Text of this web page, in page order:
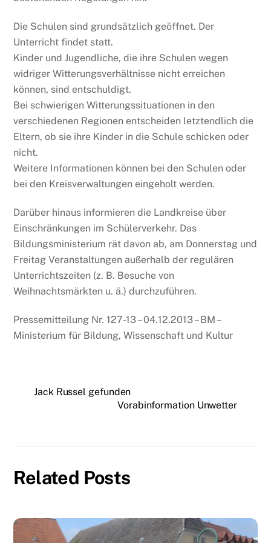
Die Schulen sind grundsätzlich geöffnet. Der
Unterricht findet statt.
Kinder und Jugendliche, die ihre Schulen wegen
widriger Witterungsverhältnisse nicht erreichen
können, sind entschuldigt.
Bei schwierigen Witterungssituationen in den
verschiedenen Regionen entscheiden letztendlich die
Eltern, ob sie ihre Kinder in die Schule schicken oder
nicht.
Weitere Informationen können bei den Schulen oder
bei den Kreisverwaltungen eingeholt werden.
Darüber hinaus informieren die Landkreise über
Einschränkungen im Schülerverkehr. Das
Bildungsministerium rät davon ab, am Donnerstag und
Freitag Veranstaltungen außerhalb der regulären
Unterrichtszeiten (z. B. Besuche von
Weihnachtsmärkten u. ä.) durchzuführen.
Pressemitteilung Nr. 127-13 – 04.12.2013 – BM –
Ministerium für Bildung, Wissenschaft und Kultur
Jack Russel gefunden
Vorabinformation Unwetter
Related Posts